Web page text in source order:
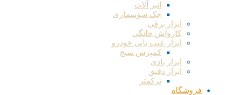
انبر آلات
جک سوسماری
ابزار برقی
کارواش خانگی
ابزار عیب یابی خودرو
کمپرس سنج
ابزار بادی
ابزار دقیق
ترکمتر
فروشگاه